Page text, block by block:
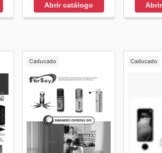
Abrir catálogo
Caducado Caducado